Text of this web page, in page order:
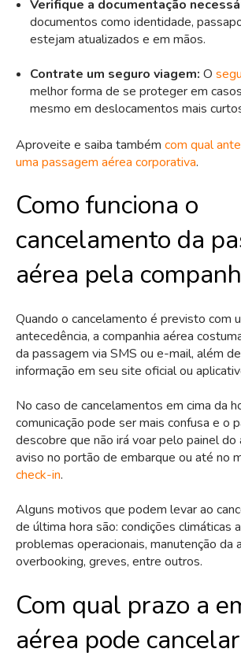
Verifique a documentação
documentos como identidade,
estejam atualizados e em mãos.
Contrate um seguro viagem: O
melhor forma de se proteger em
mesmo em deslocamentos mais
Aproveite e saiba também com qual
uma passagem aérea corporativa.
Como funciona o
cancelamento da
aérea pela
Quando o cancelamento é previsto com
antecedência, a companhia aérea
da passagem via SMS ou e-mail, além
informação em seu site oficial ou
No caso de cancelamentos em cima da
comunicação pode ser mais confusa e o
descobre que não irá voar pelo painel
aviso no portão de embarque ou até no
check-in.
Alguns motivos que podem levar ao
de última hora são: condições climáticas
problemas operacionais, manutenção da
overbooking, greves, entre outros.
Com qual prazo a
aérea pode